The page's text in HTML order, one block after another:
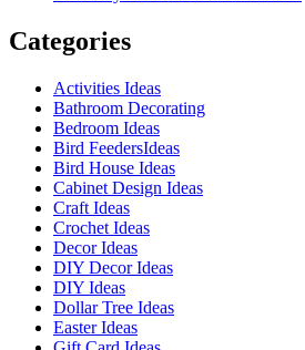
Categories
Activities Ideas
Bathroom Decorating
Bedroom Ideas
Bird FeedersIdeas
Bird House Ideas
Cabinet Design Ideas
Craft Ideas
Crochet Ideas
Decor Ideas
DIY Decor Ideas
DIY Ideas
Dollar Tree Ideas
Easter Ideas